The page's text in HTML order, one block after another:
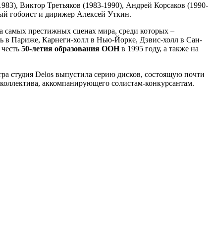
Виктор Третьяков (1983-1990), Андрей Корсаков (1990-
гобоист и дирижер Алексей Уткин.
самых престижных сценах мира, среди которых –
в Париже, Карнеги-холл в Нью-Йорке, Дэвис-холл в Сан-
50-летия образования ООНв 1995 году, а также на
студия Delos выпустила серию дисков, состоящую почти
аккомпанирующего солистам-конкурсантам.